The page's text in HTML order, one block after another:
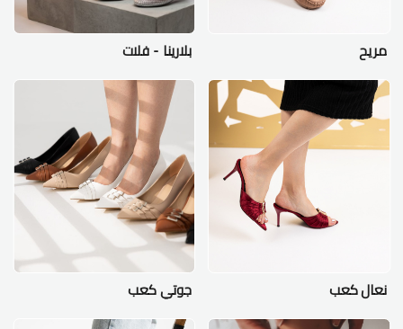
مريح بلارينا - فلات
نعال كعب جوتي كعب